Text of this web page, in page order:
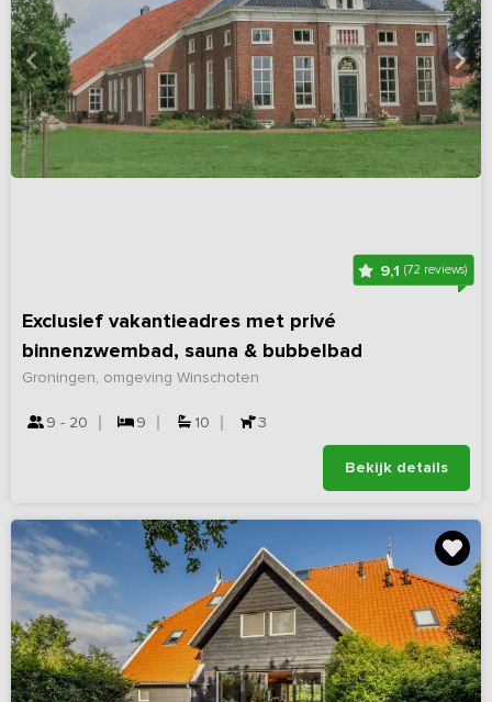
9,1(72 reviews)
Exclusief vakantieadres met privé
binnenzwembad, sauna & bubbelbad
Groningen, omgeving Winschoten
9 - 20 9 10 3
Bekijk details